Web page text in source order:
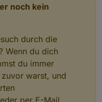
noch kein
durch die
Wenn du dich
du immer
warst, und
per E-Mail